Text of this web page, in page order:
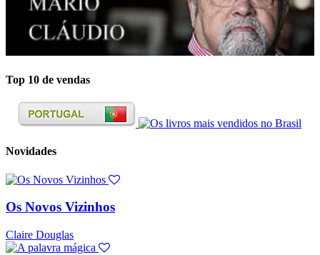
Top 10 de vendas
Novidades
Os Novos Vizinhos
Claire Douglas